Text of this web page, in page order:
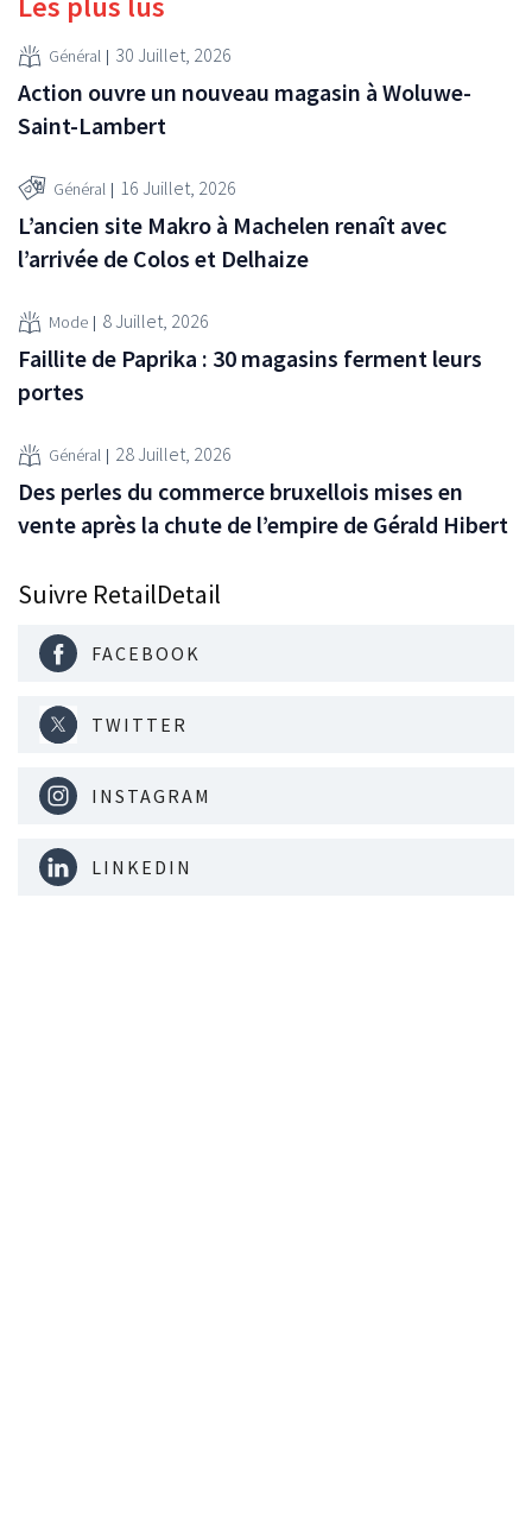
Général 30 Juillet, 2026
Action ouvre un nouveau magasin à Woluwe-
Saint-Lambert
Général 16 Juillet, 2026
L’ancien site Makro à Machelen renaît avec
l’arrivée de Colos et Delhaize
Mode 8 Juillet, 2026
Faillite de Paprika : 30 magasins ferment leurs
portes
Général 28 Juillet, 2026
Des perles du commerce bruxellois mises en
vente après la chute de l’empire de Gérald Hibert
Suivre RetailDetail
FACEBOOK
TWITTER
INSTAGRAM
LINKEDIN